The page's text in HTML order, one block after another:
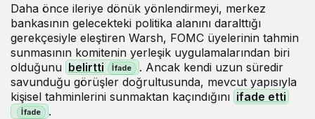
Daha önce ileriye dönük yönlendirmeyi, merkez
bankasının gelecekteki politika alanını daralttığı
gerekçesiyle eleştiren Warsh, FOMC üyelerinin tahmin
sunmasının komitenin yerleşik uygulamalarından biri
olduğunu belirtti
. Ancak kendi uzun süredir
savunduğu görüşler doğrultusunda, mevcut yapısıyla
kişisel tahminlerini sunmaktan kaçındığını ifade etti
.